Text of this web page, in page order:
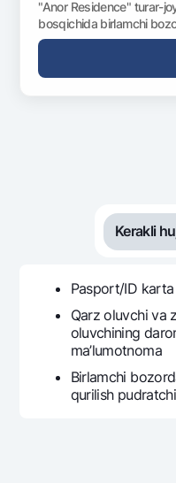
"Anor Residence" turar-
bosqichida birlamchi
Kerakli
Pasport/ID karta
Qarz oluvchi va
oluvchining
ma’lumotnoma
Birlamchi
qurilish